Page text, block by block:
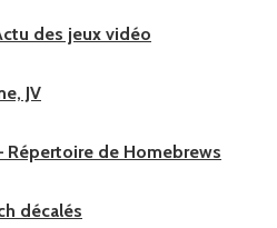
des jeux vidéo
JV
de Homebrews
décalés